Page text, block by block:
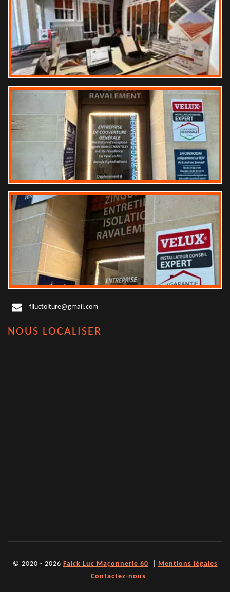
flluctoiture@gmail.com
NOUS LOCALISER
© 2020 - 2026 Falck Luc Maçonnerie 60
Mentions légales
- Contactez-nous